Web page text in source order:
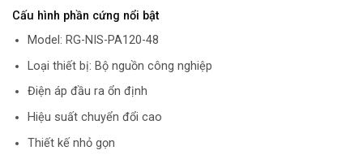
Cấu hình phần cứng nổi bật
Model: RG-NIS-PA120-48
Loại thiết bị: Bộ nguồn công nghiệp
Điện áp đầu ra ổn định
Hiệu suất chuyển đổi cao
Thiết kế nhỏ gọn